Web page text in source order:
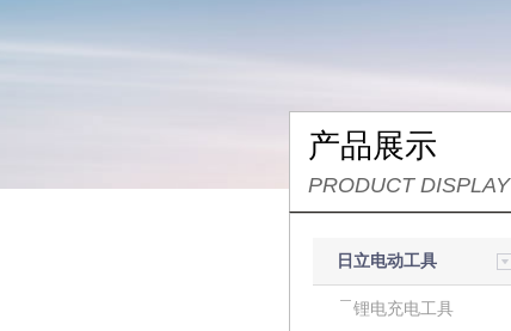
产品展示
PRODUCT DISPLAY
日立电动工具
锂电充电工具